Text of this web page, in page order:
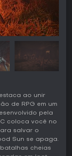
ao unir
de RPG em um
pela
coloca você no
salvar o
Sun se apaga.
cheias